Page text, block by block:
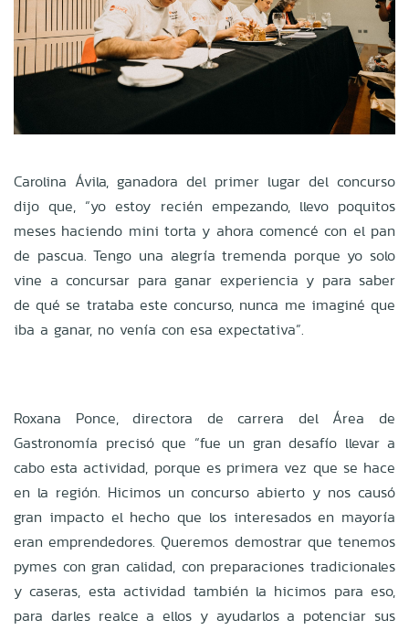
Carolina Ávila, ganadora del primer lugar del concurso
dijo que, “yo estoy recién empezando, llevo poquitos
meses haciendo mini torta y ahora comencé con el pan
de pascua. Tengo una alegría tremenda porque yo solo
vine a concursar para ganar experiencia y para saber
de qué se trataba este concurso, nunca me imaginé que
iba a ganar, no venía con esa expectativa”.
Roxana Ponce, directora de carrera del Área de
Gastronomía precisó que “fue un gran desafío llevar a
cabo esta actividad, porque es primera vez que se hace
en la región. Hicimos un concurso abierto y nos causó
gran impacto el hecho que los interesados en mayoría
eran emprendedores. Queremos demostrar que tenemos
pymes con gran calidad, con preparaciones tradicionales
y caseras, esta actividad también la hicimos para eso,
para darles realce a ellos y ayudarlos a potenciar sus